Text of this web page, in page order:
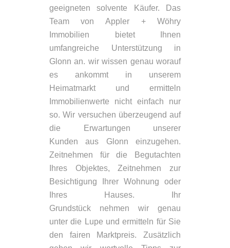
geeigneten solvente Käufer. Das
Team von Appler + Wöhry
Immobilien bietet Ihnen
umfangreiche Unterstützung in
Glonn an. wir wissen genau worauf
es ankommt in unserem
Heimatmarkt und ermitteln
Immobilienwerte nicht einfach nur
so. Wir versuchen überzeugend auf
die Erwartungen unserer
Kunden aus Glonn einzugehen.
Zeitnehmen für die Begutachten
Ihres Objektes, Zeitnehmen zur
Besichtigung Ihrer Wohnung oder
Ihres Hauses. Ihr
Grundstück nehmen wir genau
unter die Lupe und ermitteln für Sie
den fairen Marktpreis. Zusätzlich